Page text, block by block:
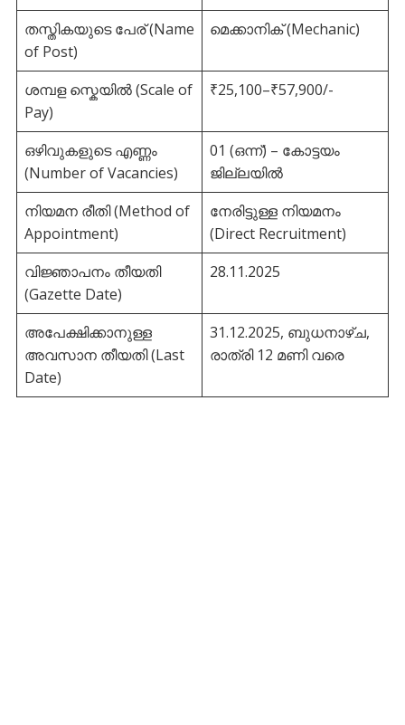
തസ്തികയുടെ പേര് (Name
of Post)
മെക്കാനിക് (Mechanic)
ശമ്പള സ്കെയിൽ (Scale of
Pay)
₹25,100–₹57,900/-
ഒഴിവുകളുടെ എണ്ണം
(Number of Vacancies)
01 (ഒന്ന്) – കോട്ടയം
ജില്ലയിൽ
നിയമന രീതി (Method of
Appointment)
നേരിട്ടുള്ള നിയമനം
(Direct Recruitment)
വിജ്ഞാപനം തീയതി
(Gazette Date)
28.11.2025
അപേക്ഷിക്കാനുള്ള
അവസാന തീയതി (Last
Date)
31.12.2025, ബുധനാഴ്ച,
രാത്രി 12 മണി വരെ